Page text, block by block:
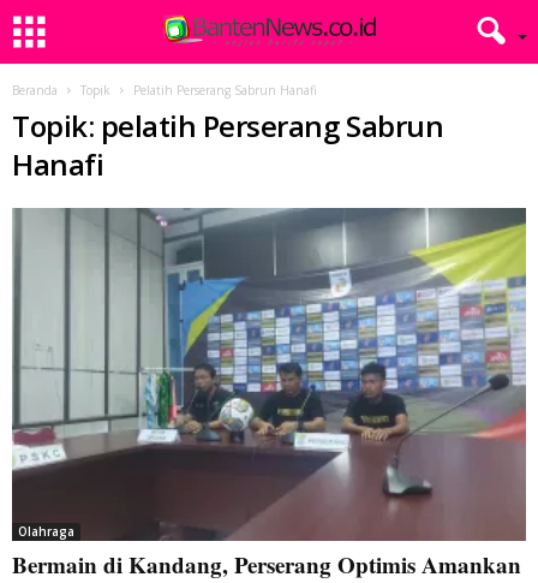
Beranda Topik Pelatih Perserang Sabrun Hanafi
Topik: pelatih Perserang Sabrun
Hanafi
Olahraga
Bermain di Kandang, Perserang Optimis Amankan